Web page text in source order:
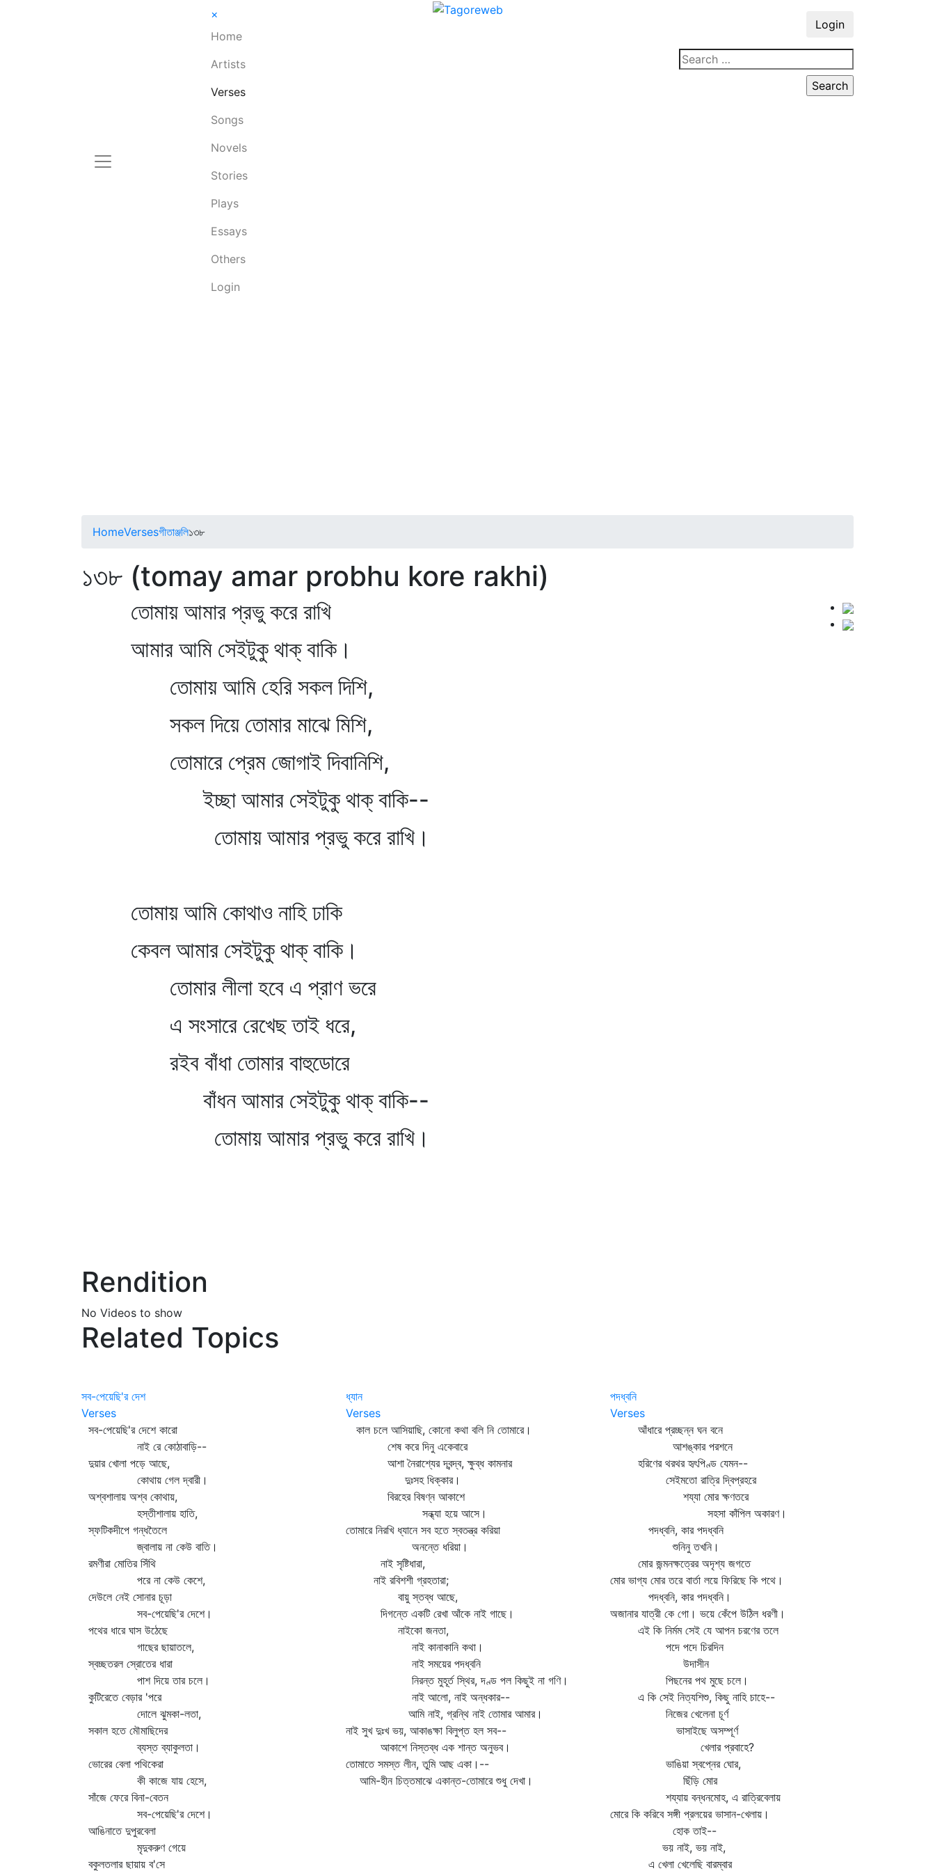
×
Home
Artists
Verses
Songs
Novels
Stories
Plays
Essays
Others
Login
Login
HomeVersesগীতাঞ্জলি১৩৮
১৩৮ (tomay amar probhu kore rakhi)
তোমায় আমার প্রভু করে রাখি
আমার আমি সেইটুকু থাক্‌ বাকি।
তোমায় আমি হেরি সকল দিশি,
সকল দিয়ে তোমার মাঝে মিশি,
তোমারে প্রেম জোগাই দিবানিশি,
ইচ্ছা আমার সেইটুকু থাক্‌ বাকি--
তোমায় আমার প্রভু করে রাখি।
তোমায় আমি কোথাও নাহি ঢাকি
কেবল আমার সেইটুকু থাক্‌ বাকি।
তোমার লীলা হবে এ প্রাণ ভরে
এ সংসারে রেখেছ তাই ধরে,
রইব বাঁধা তোমার বাহুডোরে
বাঁধন আমার সেইটুকু থাক্‌ বাকি--
তোমায় আমার প্রভু করে রাখি।
Rendition
No Videos to show
Related Topics
সব-পেয়েছি'র দেশ
Verses
সব-পেয়েছি'র দেশে কারো
নাই রে কোঠাবাড়ি--
দুয়ার খোলা পড়ে আছে,
কোথায় গেল দ্বারী।
অশ্বশালায় অশ্ব কোথায়,
হস্তীশালায় হাতি,
স্ফটিকদীপে গন্ধতৈলে
জ্বালায় না কেউ বাতি।
রমণীরা মোতির সিঁথি
পরে না কেউ কেশে,
দেউলে নেই সোনার চূড়া
সব-পেয়েছি'র দেশে।
পথের ধারে ঘাস উঠেছে
গাছের ছায়াতলে,
স্বচ্ছতরল স্রোতের ধারা
পাশ দিয়ে তার চলে।
কুটিরেতে বেড়ার 'পরে
দোলে ঝুমকা-লতা,
সকাল হতে মৌমাছিদের
ব্যস্ত ব্যাকুলতা।
ভোরের বেলা পথিকেরা
কী কাজে যায় হেসে,
সাঁজে ফেরে বিনা-বেতন
সব-পেয়েছি'র দেশে।
আঙিনাতে দুপুরবেলা
মৃদুকরুণ গেয়ে
বকুলতলার ছায়ায় ব'সে
ধ্যান
Verses
কাল চলে আসিয়াছি, কোনো কথা বলি নি তোমারে।
শেষ করে দিনু একেবারে
আশা নৈরাশ্যের দ্বন্দ্ব, ক্ষুব্ধ কামনার
দুঃসহ ধিক্কার।
বিরহের বিষণ্ন আকাশে
সন্ধ্যা হয়ে আসে।
তোমারে নিরখি ধ্যানে সব হতে স্বতন্ত্র করিয়া
অনন্তে ধরিয়া।
নাই সৃষ্টিধারা,
নাই রবিশশী গ্রহতারা;
বায়ু স্তব্ধ আছে,
দিগন্তে একটি রেখা আঁকে নাই গাছে।
নাইকো জনতা,
নাই কানাকানি কথা।
নাই সময়ের পদধ্বনি
নিরন্ত মুহূর্ত স্থির, দণ্ড পল কিছুই না গণি।
নাই আলো, নাই অন্ধকার--
আমি নাই, গ্রন্থি নাই তোমার আমার।
নাই সুখ দুঃখ ভয়, আকাঙক্ষা বিলুপ্ত হল সব--
আকাশে নিস্তব্ধ এক শান্ত অনুভব।
তোমাতে সমস্ত লীন, তুমি আছ একা।--
আমি-হীন চিত্তমাঝে একান্ত-তোমারে শুধু দেখা।
পদধ্বনি
Verses
আঁধারে প্রচ্ছন্ন ঘন বনে
আশঙ্কার পরশনে
হরিণের থরথর হৃৎপিণ্ড যেমন--
সেইমতো রাত্রি দ্বিপ্রহরে
শয্যা মোর ক্ষণতরে
সহসা কাঁপিল অকারণ।
পদধ্বনি, কার পদধ্বনি
শুনিনু তখনি।
মোর জন্মনক্ষত্রের অদৃশ্য জগতে
মোর ভাগ্য মোর তরে বার্তা লয়ে ফিরিছে কি পথে।
পদধ্বনি, কার পদধ্বনি।
অজানার যাত্রী কে গো। ভয়ে কেঁপে উঠিল ধরণী।
এই কি নির্মম সেই যে আপন চরণের তলে
পদে পদে চিরদিন
উদাসীন
পিছনের পথ মুছে চলে।
এ কি সেই নিত্যশিশু, কিছু নাহি চাহে--
নিজের খেলেনা চূর্ণ
ভাসাইছে অসম্পূর্ণ
খেলার প্রবাহে?
ভাঙিয়া স্বপ্নের ঘোর,
ছিঁড়ি মোর
শয্যায় বন্ধনমোহ, এ রাত্রিবেলায়
মোরে কি করিবে সঙ্গী প্রলয়ের ভাসান-খেলায়।
হোক তাই--
ভয় নাই, ভয় নাই,
এ খেলা খেলেছি বারম্বার